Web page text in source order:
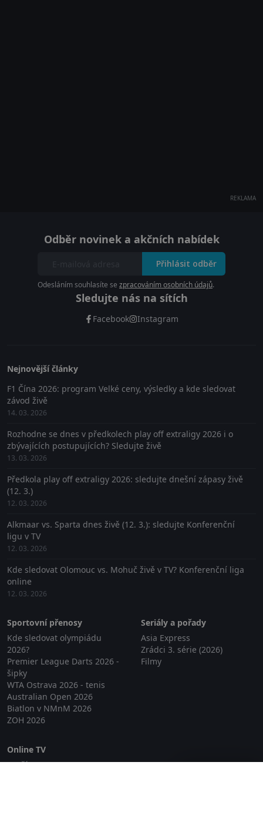
REKLAMA
Odběr novinek a akčních nabídek
Přihlásit odběr
Odesláním souhlasíte se zpracováním osobních údajů.
Sledujte nás na sítích
Facebook Instagram
Nejnovější články
F1 Čína 2026: program Velké ceny, výsledky a kde sledovat
závod živě
14. 03. 2026
Rozhodne se dnes v předkolech play off extraligy 2026 i o
zbývajících postupujících? Sledujte živě
13. 03. 2026
Předkola play off extraligy 2026: sledujte dnešní zápasy živě
(12. 3.)
12. 03. 2026
Alkmaar vs. Sparta dnes živě (12. 3.): sledujte Konferenční
ligu v TV
12. 03. 2026
Kde sledovat Olomouc vs. Mohuč živě v TV? Konferenční liga
online
12. 03. 2026
Sportovní přenosy
Kde sledovat olympiádu
2026?
Premier League Darts 2026 -
šipky
WTA Ostrava 2026 - tenis
Australian Open 2026
Biatlon v NMnM 2026
ZOH 2026
Seriály a pořady
Asia Express
Zrádci 3. série (2026)
Filmy
Online TV
Lepší.TV